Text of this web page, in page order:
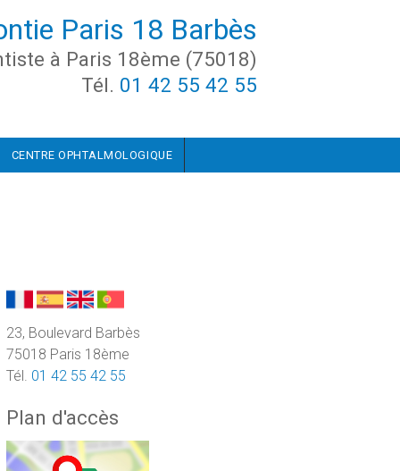
Paris 18 Barbès
à Paris 18ème (75018)
Tél. 01 42 55 42 55
CENTRE OPHTALMOLOGIQUE
23, Boulevard Barbès
75018 Paris 18ème
Tél. 01 42 55 42 55
Plan d'accès